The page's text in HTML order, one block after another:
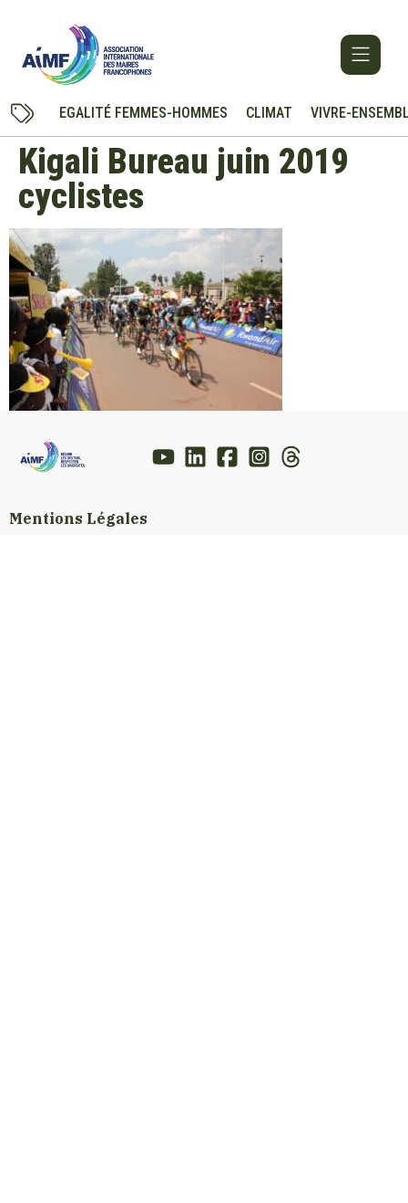
EGALITÉ FEMMES-HOMMES CLIMAT VIVRE-
Kigali Bureau juin 2019
cyclistes
Mentions Légales